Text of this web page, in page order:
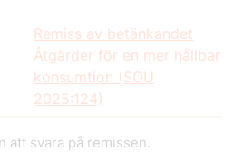
Remiss av betänkandet
Åtgärder för en mer hållbar
konsumtion (SOU
2025:124)
att svara på remissen.